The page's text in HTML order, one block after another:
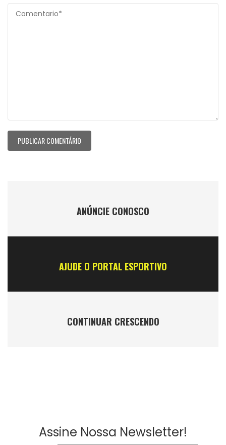
ANÚNCIE CONOSCO
AJUDE O PORTAL ESPORTIVO
CONTINUAR CRESCENDO
Assine Nossa Newsletter!